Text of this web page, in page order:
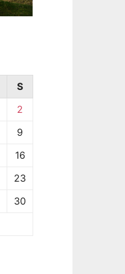
S
2
9
16
23
30